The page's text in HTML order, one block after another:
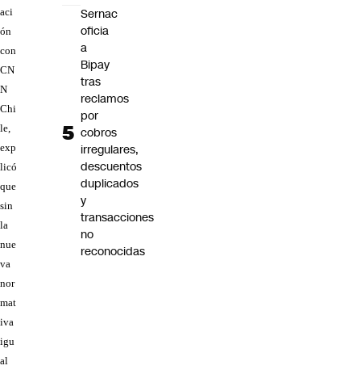
aci
ón
con
CN
N
Chi
le,
exp
licó
que
sin
la
nue
va
nor
mat
iva
igu
al
Sernac
oficia
a
Bipay
tras
reclamos
por
cobros
irregulares,
descuentos
duplicados
y
transacciones
no
reconocidas